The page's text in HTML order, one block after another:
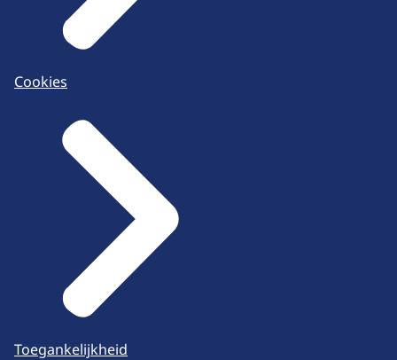
Cookies
Toegankelijkheid